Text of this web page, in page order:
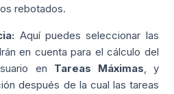
rebotados.
Aquí puedes seleccionar las
en cuenta para el cálculo del
en Tareas Máximas, y
después de la cual las tareas